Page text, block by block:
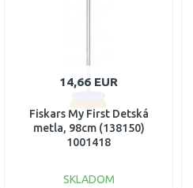
14,66 EUR
Fiskars My First Detská
metla, 98cm (138150)
1001418
SKLADOM